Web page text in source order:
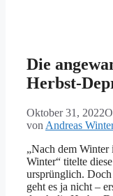
Die
Herbst-
Oktober 31, 2022
von Andreas
„Nach dem Winter
Winter“ titelte
ursprünglich. Doch
geht es ja nicht –